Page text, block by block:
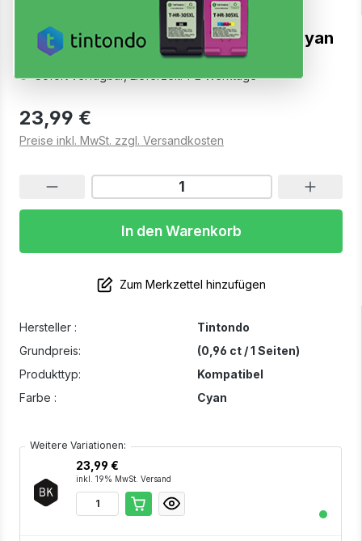
Hersteller :
Tintondo
Grundpreis:
(0,96 ct / 1 Seiten)
Produkttyp:
Kompatibel
Farbe :
Cyan
Weitere Variationen:
23,99 €
inkl. 19% MwSt. Versand
Toner kompatibel für Canon 054H Cyan
Sofort verfügbar, Lieferzeit: 1-2 Werktage
23,99 €
Preise inkl. MwSt. zzgl. Versandkosten
In den Warenkorb
Zum Merkzettel hinzufügen